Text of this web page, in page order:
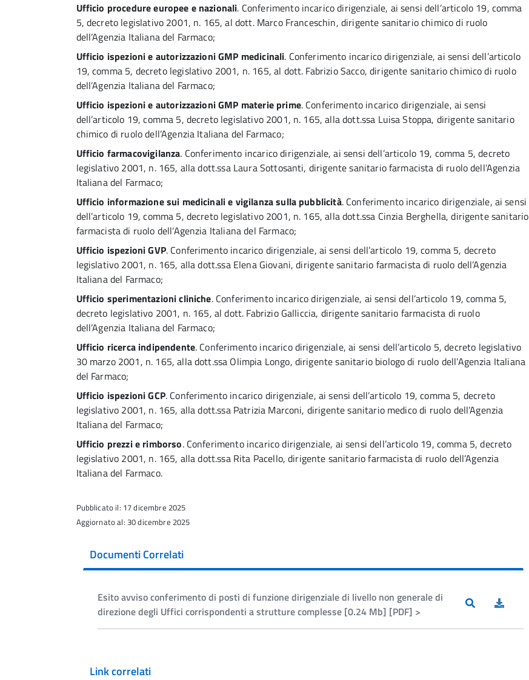
Ufficio procedure europee e nazionali. Conferimento incarico dirigenziale, ai sensi dell’articolo 19, comma
5, decreto legislativo 2001, n. 165, al dott. Marco Franceschin, dirigente sanitario chimico di ruolo
dell’Agenzia Italiana del Farmaco;
Ufficio ispezioni e autorizzazioni GMP medicinali. Conferimento incarico dirigenziale, ai sensi dell’articolo
19, comma 5, decreto legislativo 2001, n. 165, al dott. Fabrizio Sacco, dirigente sanitario chimico di ruolo
dell’Agenzia Italiana del Farmaco;
Ufficio ispezioni e autorizzazioni GMP materie prime. Conferimento incarico dirigenziale, ai sensi
dell’articolo 19, comma 5, decreto legislativo 2001, n. 165, alla dott.ssa Luisa Stoppa, dirigente sanitario
chimico di ruolo dell’Agenzia Italiana del Farmaco;
Ufficio farmacovigilanza. Conferimento incarico dirigenziale, ai sensi dell’articolo 19, comma 5, decreto
legislativo 2001, n. 165, alla dott.ssa Laura Sottosanti, dirigente sanitario farmacista di ruolo dell’Agenzia
Italiana del Farmaco;
Ufficio informazione sui medicinali e vigilanza sulla pubblicità. Conferimento incarico dirigenziale, ai sensi
dell’articolo 19, comma 5, decreto legislativo 2001, n. 165, alla dott.ssa Cinzia Berghella, dirigente sanitario
farmacista di ruolo dell’Agenzia Italiana del Farmaco;
Ufficio ispezioni GVP. Conferimento incarico dirigenziale, ai sensi dell’articolo 19, comma 5, decreto
legislativo 2001, n. 165, alla dott.ssa Elena Giovani, dirigente sanitario farmacista di ruolo dell’Agenzia
Italiana del Farmaco;
Ufficio sperimentazioni cliniche. Conferimento incarico dirigenziale, ai sensi dell’articolo 19, comma 5,
decreto legislativo 2001, n. 165, al dott. Fabrizio Galliccia, dirigente sanitario farmacista di ruolo
dell’Agenzia Italiana del Farmaco;
Ufficio ricerca indipendente. Conferimento incarico dirigenziale, ai sensi dell’articolo 5, decreto legislativo
30 marzo 2001, n. 165, alla dott.ssa Olimpia Longo, dirigente sanitario biologo di ruolo dell’Agenzia Italiana
del Farmaco;
Ufficio ispezioni GCP. Conferimento incarico dirigenziale, ai sensi dell’articolo 19, comma 5, decreto
legislativo 2001, n. 165, alla dott.ssa Patrizia Marconi, dirigente sanitario medico di ruolo dell’Agenzia
Italiana del Farmaco;
Ufficio prezzi e rimborso. Conferimento incarico dirigenziale, ai sensi dell’articolo 19, comma 5, decreto
legislativo 2001, n. 165, alla dott.ssa Rita Pacello, dirigente sanitario farmacista di ruolo dell’Agenzia
Italiana del Farmaco.
Pubblicato il: 17 dicembre 2025
Aggiornato al: 30 dicembre 2025
Documenti Correlati
Esito avviso conferimento di posti di funzione dirigenziale di livello non generale di
direzione degli Uffici corrispondenti a strutture complesse [0.24 Mb] [PDF] >
Link correlati